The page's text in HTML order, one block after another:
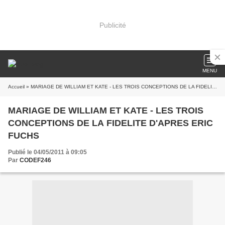
Publicité
MENU
Accueil » MARIAGE DE WILLIAM ET KATE - LES TROIS CONCEPTIONS DE LA FIDELITE D'APRES ERIC FUCHS
MARIAGE DE WILLIAM ET KATE - LES TROIS
CONCEPTIONS DE LA FIDELITE D'APRES ERIC
FUCHS
Publié le 04/05/2011 à 09:05
Par CODEF246